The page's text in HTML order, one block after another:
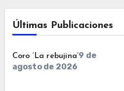
Últimas Publicaciones
Coro ‘La rebujina’9 de
agosto de 2026